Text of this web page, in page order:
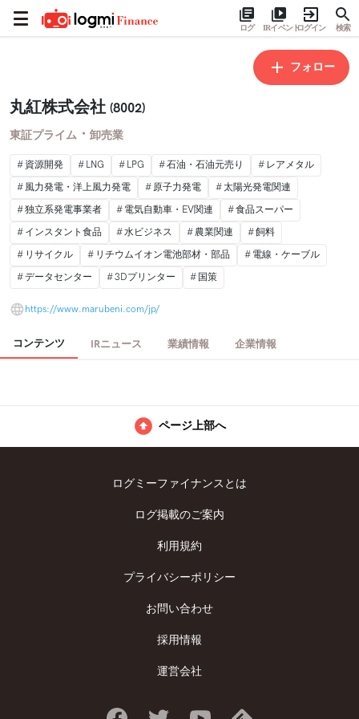
ログ IRイベントログイン 検索
フォロー
丸紅株式会社 (8002)
東証プライム ・ 卸売業
資源開発 LNG LPG 石油・石油元売り
レアメタル
風力発電・洋上風力発電
原子力発電
太陽光発電関連
独立系発電事業者
電気自動車・EV関連
食品スーパー
インスタント食品
水ビジネス 農業関連
飼料
リサイクル
リチウムイオン電池部材・部品
電線・ケーブル
データセンター
3Dプリンター 国策
https://www.marubeni.com/jp/
コンテンツ IRニュース 業績情報 企業情報
ページ上部へ
ログミーファイナンスとは
ログ掲載のご案内
利用規約
プライバシーポリシー
お問い合わせ
採用情報
運営会社